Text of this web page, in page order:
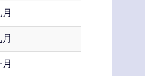
月
月